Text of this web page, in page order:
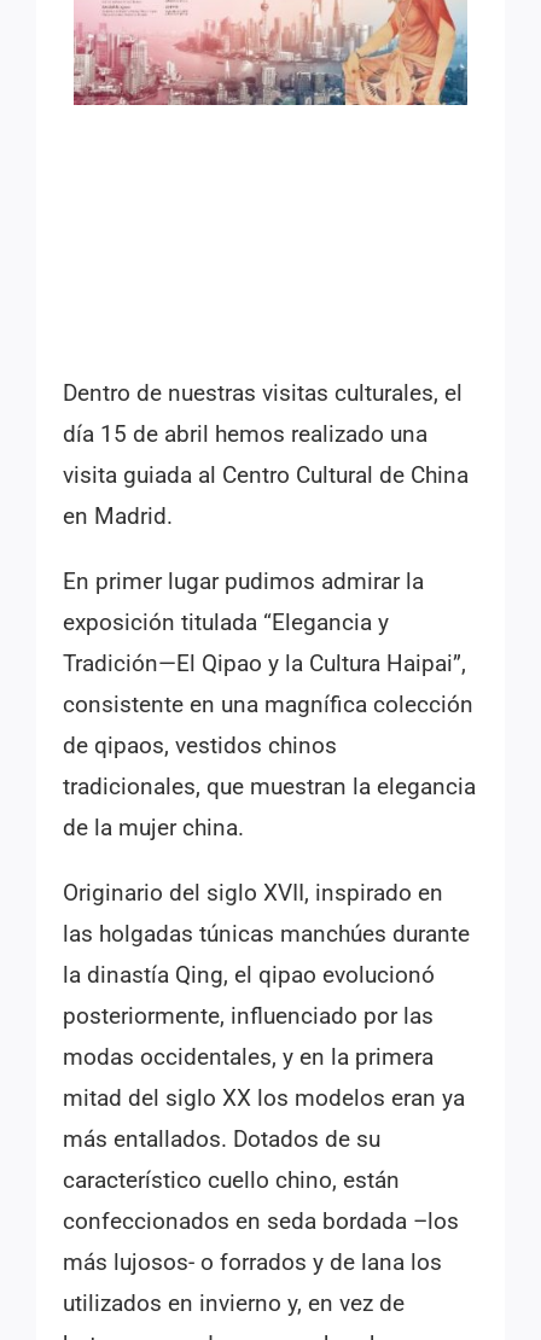
Dentro de nuestras visitas culturales, el
día 15 de abril hemos realizado una
visita guiada al Centro Cultural de China
en Madrid.
En primer lugar pudimos admirar la
exposición titulada “Elegancia y
Tradición—El Qipao y la Cultura Haipai”,
consistente en una magnífica colección
de qipaos, vestidos chinos
tradicionales, que muestran la elegancia
de la mujer china.
Originario del siglo XVII, inspirado en
las holgadas túnicas manchúes durante
la dinastía Qing, el qipao evolucionó
posteriormente, influenciado por las
modas occidentales, y en la primera
mitad del siglo XX los modelos eran ya
más entallados. Dotados de su
característico cuello chino, están
confeccionados en seda bordada –los
más lujosos- o forrados y de lana los
utilizados en invierno y, en vez de